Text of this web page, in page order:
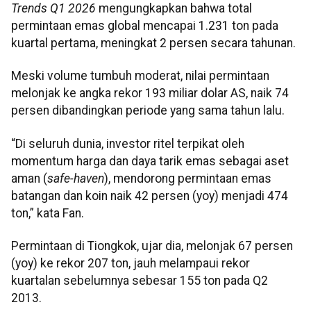
Trends Q1 2026 mengungkapkan bahwa total
permintaan emas global mencapai 1.231 ton pada
kuartal pertama, meningkat 2 persen secara tahunan.
Meski volume tumbuh moderat, nilai permintaan
melonjak ke angka rekor 193 miliar dolar AS, naik 74
persen dibandingkan periode yang sama tahun lalu.
“Di seluruh dunia, investor ritel terpikat oleh
momentum harga dan daya tarik emas sebagai aset
aman (safe-haven), mendorong permintaan emas
batangan dan koin naik 42 persen (yoy) menjadi 474
ton,” kata Fan.
Permintaan di Tiongkok, ujar dia, melonjak 67 persen
(yoy) ke rekor 207 ton, jauh melampaui rekor
kuartalan sebelumnya sebesar 155 ton pada Q2
2013.